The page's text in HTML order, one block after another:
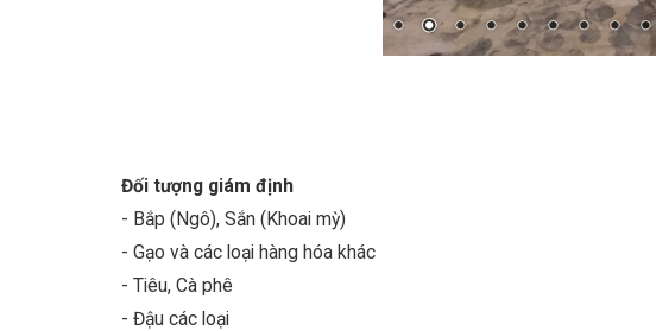
Đối tượng giám định
- Bắp (Ngô), Sắn (Khoai mỳ)
- Gạo và các loại hàng hóa khác
- Tiêu, Cà phê
- Đậu các loại